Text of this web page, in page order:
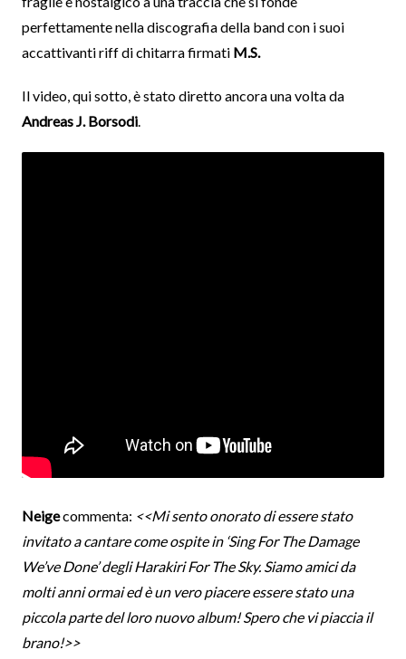
perfettamente nella discografia della band con i suoi
accattivanti riff di chitarra firmati M.S.
Il video, qui sotto, è stato diretto ancora una volta da
Andreas J. Borsodi.
Neigecommenta: <<Mi sento onorato di essere stato
invitato a cantare come ospite in ‘Sing For The Damage
We’ve Done’ degli Harakiri For The Sky. Siamo amici da
molti anni ormai ed è un vero piacere essere stato una
piccola parte del loro nuovo album! Spero che vi piaccia il
brano!>>